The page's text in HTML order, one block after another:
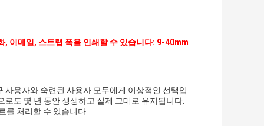
이메일, 스트랩 폭을 인쇄할 수 있습니다: 9-40mm
용자와 숙련된 사용자 모두에게 이상적인 선택입
도 몇 년 동안 생생하고 실제 그대로 유지됩니다.
를 처리할 수 있습니다.